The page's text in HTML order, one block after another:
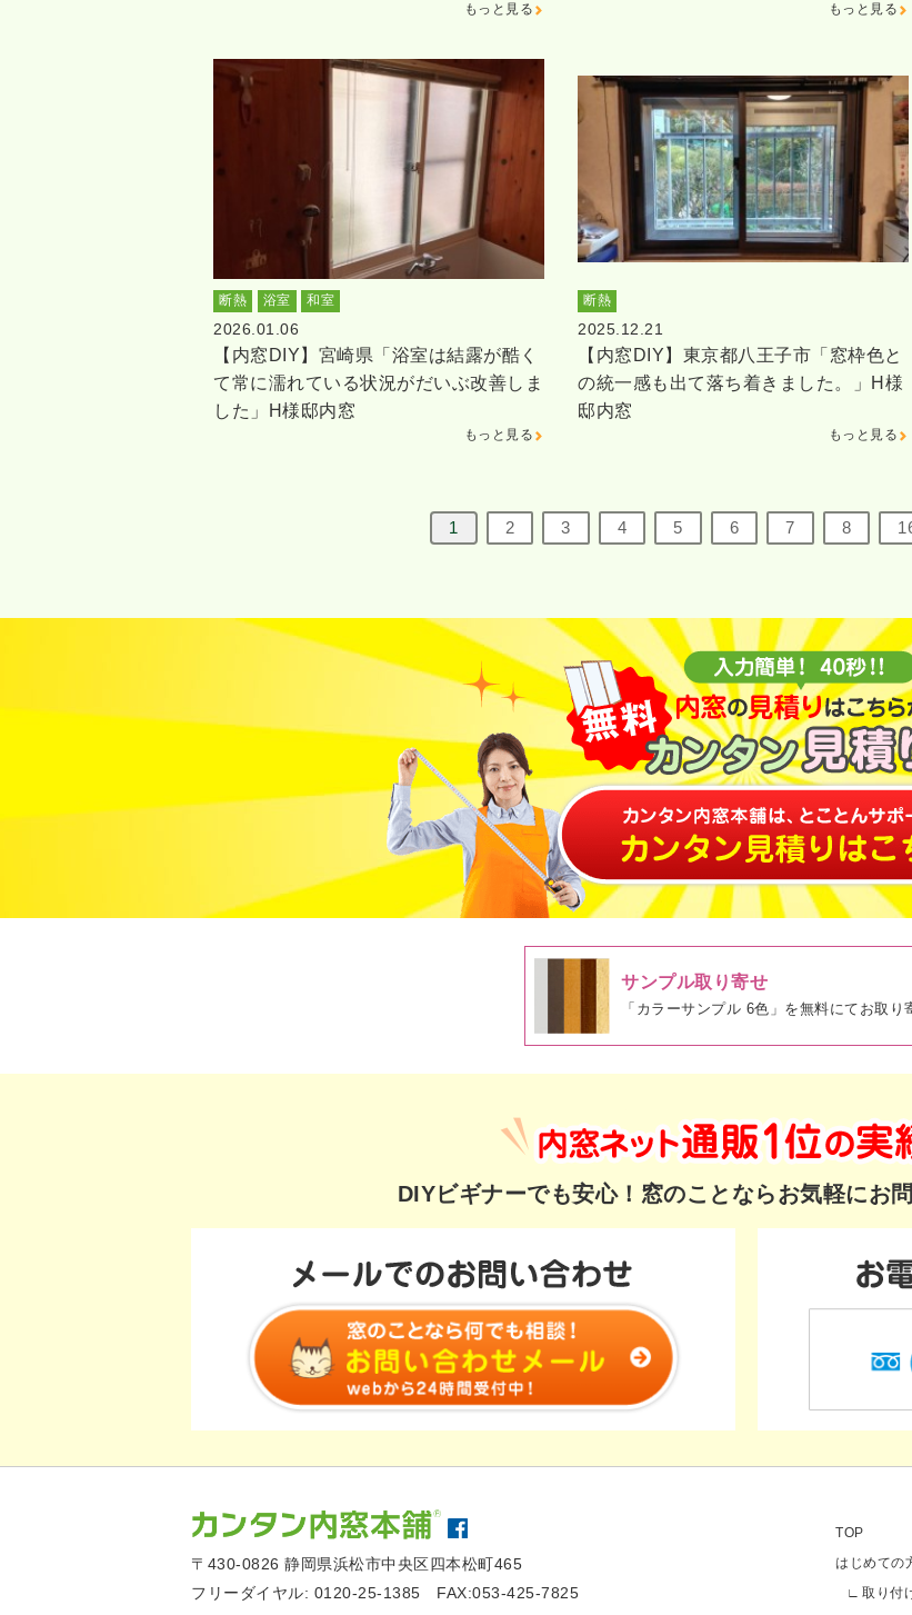
もっと見る もっと見る
断熱 浴室 和室
2026.01.06
【内窓DIY】宮崎県「浴室は結露が酷く
て常に濡れている状況がだいぶ改善しま
した」H様邸内窓
もっと見る
断熱
2025.12.21
【内窓DIY】東京都八王子市「窓枠色と
の統一感も出て落ち着きました。」H様
邸内窓
もっと見る
1 2 3 4 5 6 7 8
サンプル取り寄せ
「カラーサンプル 6色」を無料にてお取り
DIYビギナーでも安心！ 窓のことならお気軽にお
〒430-0826 静岡県浜松市中央区四本松町465
フリーダイヤル: 0120-25-1385
FAX:053-425-7825
TOP
はじめての
取り付